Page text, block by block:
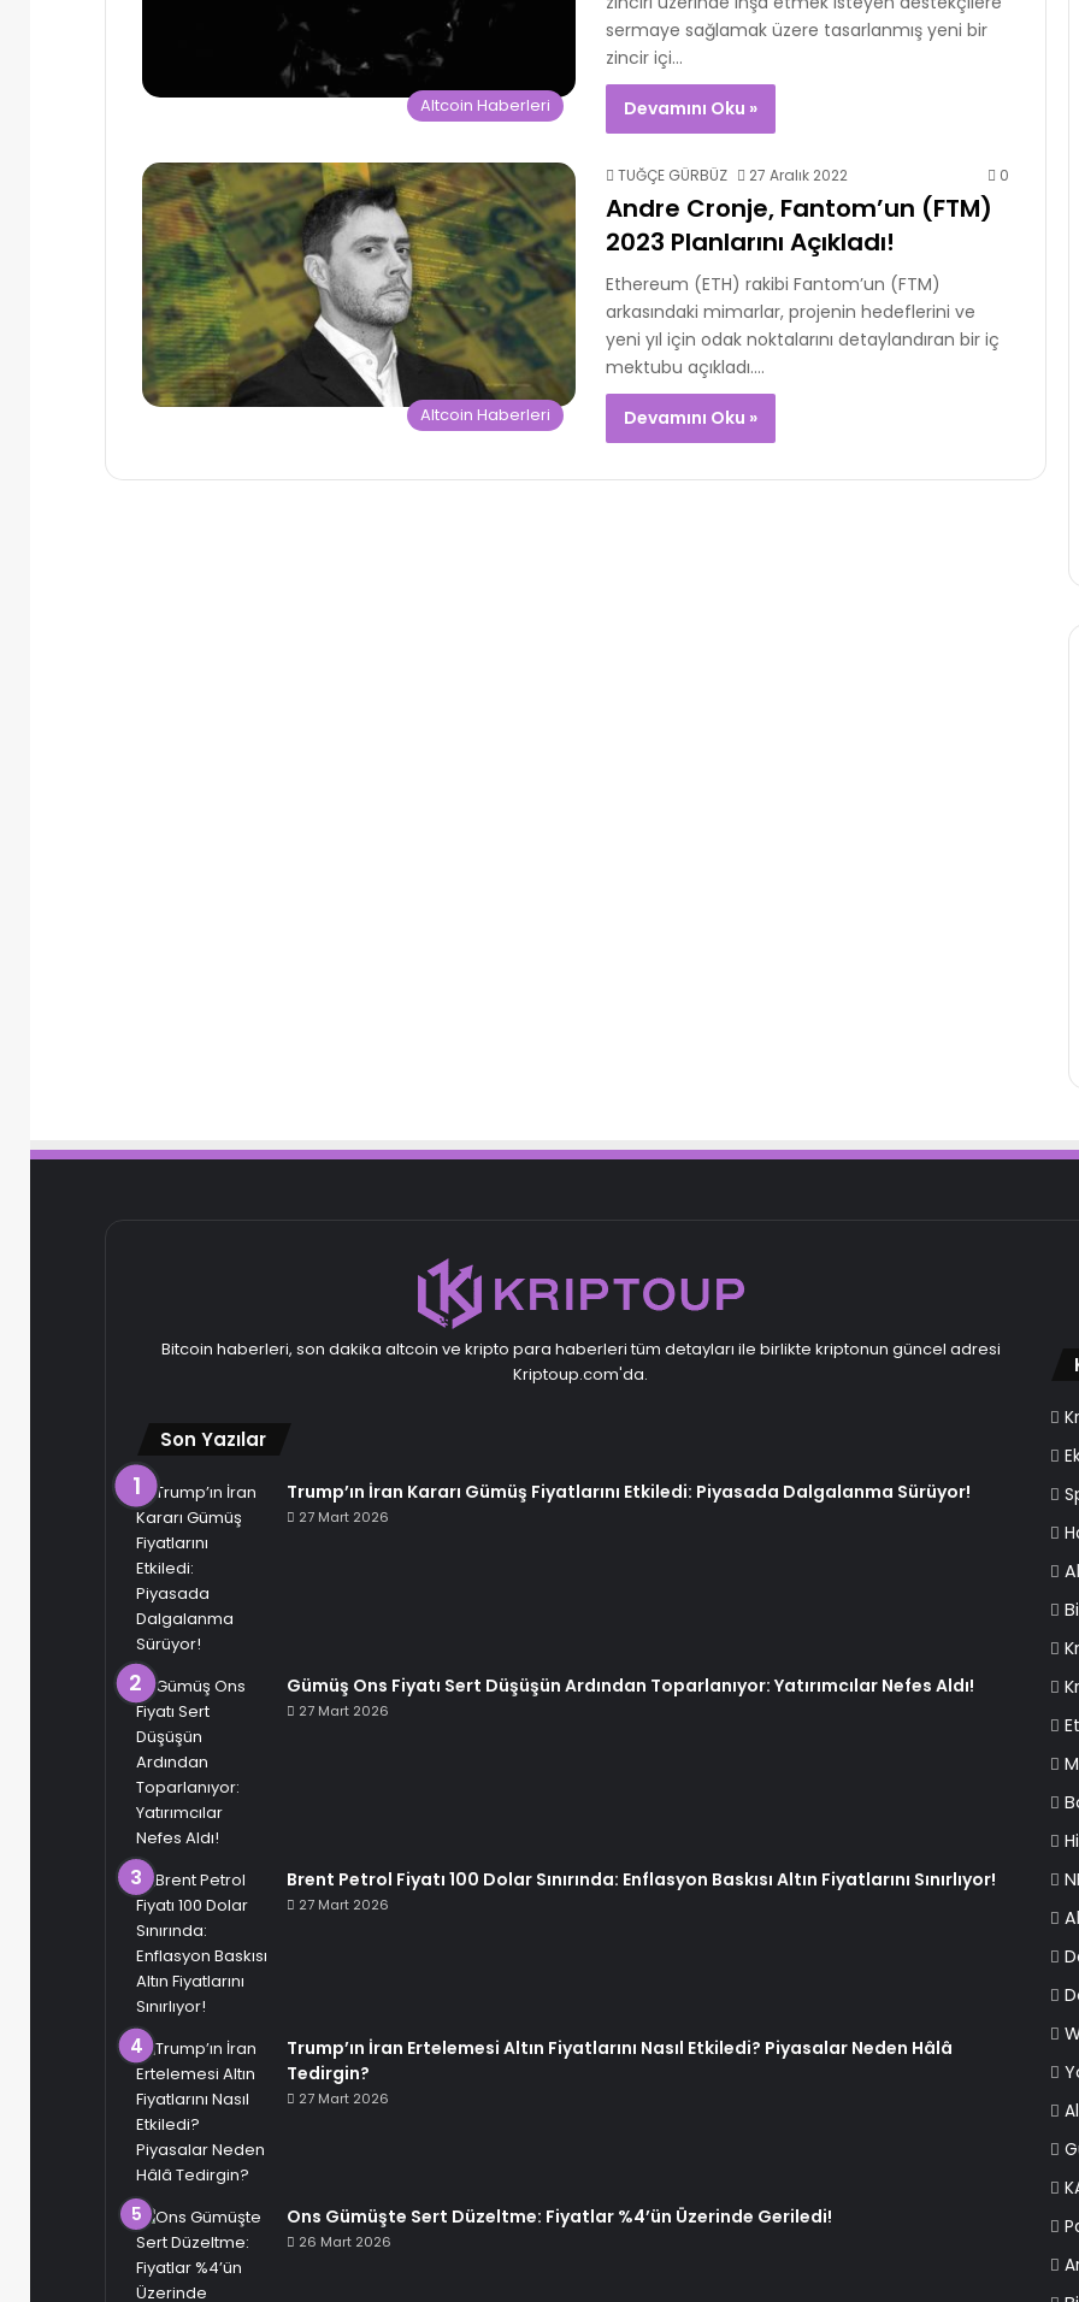
Altcoin Haberleri
sermaye sağlamak üzere tasarlanmış yeni bir
zincir içi…
Devamını Oku »
Altcoin Haberleri
TUĞÇE GÜRBÜZ 27 Aralık 2022 0
Andre Cronje, Fantom’un (FTM)
2023 Planlarını Açıkladı!
Ethereum (ETH) rakibi Fantom’un (FTM)
arkasındaki mimarlar, projenin hedeflerini ve
yeni yıl için odak noktalarını detaylandıran bir iç
mektubu açıkladı.…
Devamını Oku »
Bitcoin haberleri, son dakika altcoin ve kripto para haberleri tüm detayları ile birlikte kriptonun güncel adresi
Kriptoup.com'da.
Son Yazılar
Trump’ın İran Kararı Gümüş Fiyatlarını Etkiledi: Piyasada Dalgalanma Sürüyor!
27 Mart 2026
Gümüş Ons Fiyatı Sert Düşüşün Ardından Toparlanıyor: Yatırımcılar Nefes Aldı!
27 Mart 2026
Brent Petrol Fiyatı 100 Dolar Sınırında: Enflasyon Baskısı Altın Fiyatlarını Sınırlıyor!
27 Mart 2026
Trump’ın İran Ertelemesi Altın Fiyatlarını Nasıl Etkiledi? Piyasalar Neden Hâlâ
Tedirgin?
27 Mart 2026
Ons Gümüşte Sert Düzeltme: Fiyatlar %4’ün Üzerinde Geriledi!
26 Mart 2026